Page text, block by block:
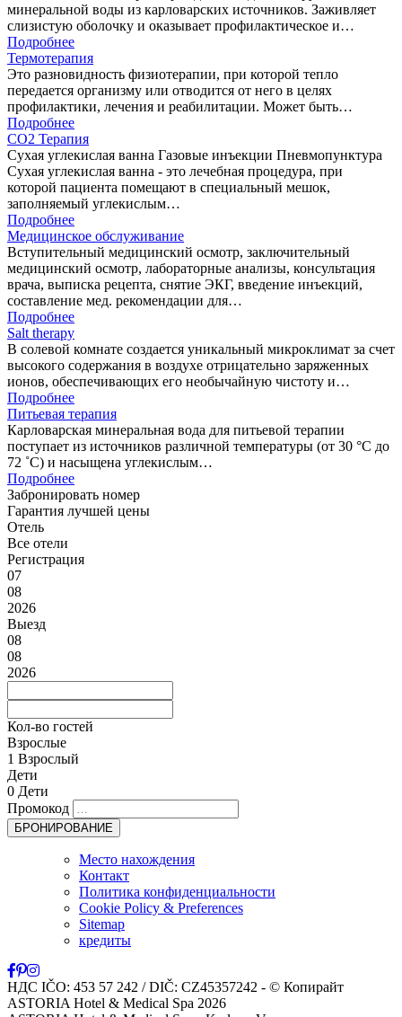
минеральной воды из карловарских источников. Заживляет
слизистую оболочку и оказывает профилактическое и…
Подробнее
Термотерапия
Это разновидность физиотерапии, при которой тепло
передается организму или отводится от него в целях
профилактики, лечения и реабилитации. Может быть…
Подробнее
CO2 Терапия
Сухая углекислая ванна Газовые инъекции Пневмопунктура
Сухая углекислая ванна - это лечебная процедура, при
которой пациента помещают в специальный мешок,
заполняемый углекислым…
Подробнее
Медицинское обслуживание
Вступительный медицинский осмотр, заключительный
медицинский осмотр, лабораторные анализы, консультация
врача, выписка рецепта, снятие ЭКГ, введение инъекций,
составление мед. рекомендации для…
Подробнее
Salt therapy
В солевой комнате создается уникальный микроклимат за счет
высокого содержания в воздухе отрицательно заряженных
ионов, обеспечивающих его необычайную чистоту и…
Подробнее
Питьевая терапия
Карловарская минеральная вода для питьевой терапии
поступает из источников различной температуры (от 30 °C до
72 ˚C) и насыщена углекислым…
Подробнее
Забронировать номер
Гарантия лучшей цены
Отель
Все отели
Регистрация
07
08
2026
Выезд
08
08
2026
Кол-во гостей
Взрослые
1 Взрослый
Дети
0 Дети
Промокод
Место нахождения
Контакт
Политика конфиденциальности
Cookie Policy & Preferences
Sitemap
кредиты
НДС IČO: 453 57 242 / DIČ: CZ45357242 - © Копирайт
ASTORIA Hotel & Medical Spa 2026